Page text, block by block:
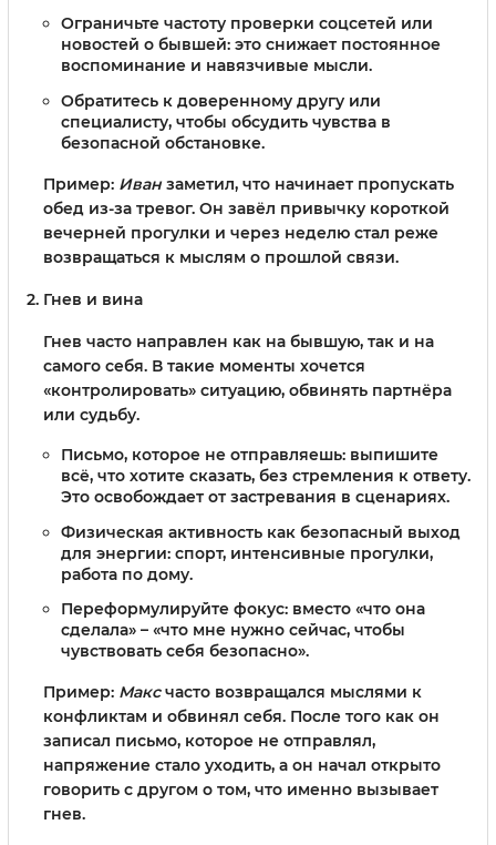
Ограничьте частоту проверки соцсетей или
новостей о бывшей: это снижает постоянное
воспоминание и навязчивые мысли.
Обратитесь к доверенному другу или
специалисту, чтобы обсудить чувства в
безопасной обстановке.
Пример: Иванзаметил, что начинает пропускать
обед из-за тревог. Он завёл привычку короткой
вечерней прогулки и через неделю стал реже
возвращаться к мыслям о прошлой связи.
Гнев и вина
Гнев часто направлен как на бывшую, так и на
самого себя. В такие моменты хочется
«контролировать» ситуацию, обвинять партнёра
или судьбу.
Письмо, которое не отправляешь: выпишите
всё, что хотите сказать, без стремления к ответу.
Это освобождает от застревания в сценариях.
Физическая активность как безопасный выход
для энергии: спорт, интенсивные прогулки,
работа по дому.
Переформулируйте фокус: вместо «что она
сделала» – «что мне нужно сейчас, чтобы
чувствовать себя безопасно».
Пример: Максчасто возвращался мыслями к
конфликтам и обвинял себя. После того как он
записал письмо, которое не отправлял,
напряжение стало уходить, а он начал открыто
говорить с другом о том, что именно вызывает
гнев.